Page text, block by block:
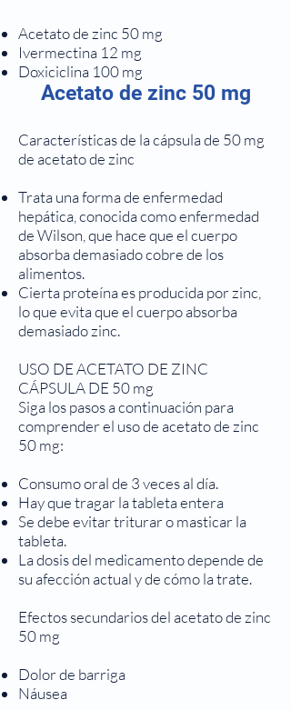
Acetato de zinc 50 mg
Ivermectina 12 mg
Doxiciclina 100 mg
Acetato de zinc 50 mg
Características de la cápsula de 50 mg
de acetato de zinc
Trata una forma de enfermedad
hepática, conocida como enfermedad
de Wilson, que hace que el cuerpo
absorba demasiado cobre de los
alimentos.
Cierta proteína es producida por zinc,
lo que evita que el cuerpo absorba
demasiado zinc.
USO DE ACETATO DE ZINC
CÁPSULA DE 50 mg
Siga los pasos a continuación para
comprender el uso de acetato de zinc
50 mg:
Consumo oral de 3 veces al día.
Hay que tragar la tableta entera
Se debe evitar triturar o masticar la
tableta.
La dosis del medicamento depende de
su afección actual y de cómo la trate.
Efectos secundarios del acetato de zinc
50 mg
Dolor de barriga
Náusea